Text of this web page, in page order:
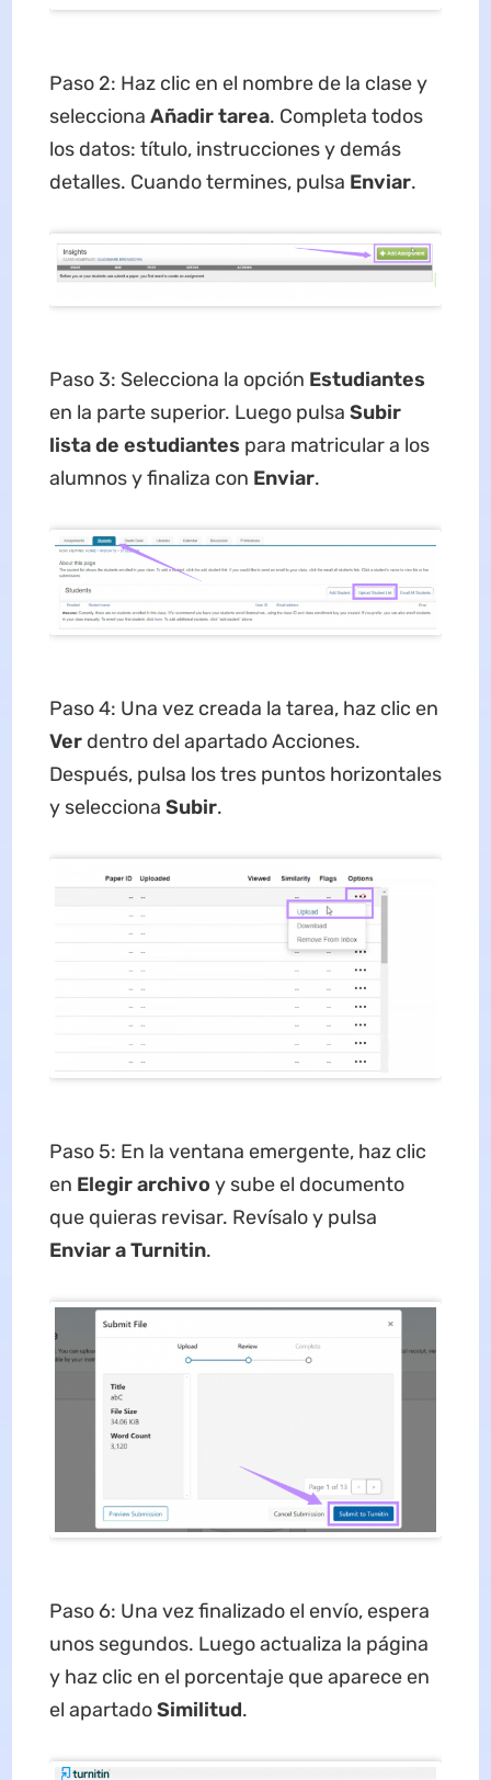
Paso 2: Haz clic en el nombre de la clase y
selecciona Añadir tarea. Completa todos
los datos: título, instrucciones y demás
detalles. Cuando termines, pulsa Enviar.
Paso 3: Selecciona la opción Estudiantes
en la parte superior. Luego pulsa Subir
lista de estudiantes para matricular a los
alumnos y finaliza con Enviar.
Paso 4: Una vez creada la tarea, haz clic en
Verdentro del apartado Acciones.
Después, pulsa los tres puntos horizontales
y selecciona Subir.
Paso 5: En la ventana emergente, haz clic
en Elegir archivo y sube el documento
que quieras revisar. Revísalo y pulsa
Enviar a Turnitin.
Paso 6: Una vez finalizado el envío, espera
unos segundos. Luego actualiza la página
y haz clic en el porcentaje que aparece en
el apartadoSimilitud.